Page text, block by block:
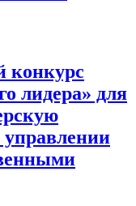
конкурс
лидера» для